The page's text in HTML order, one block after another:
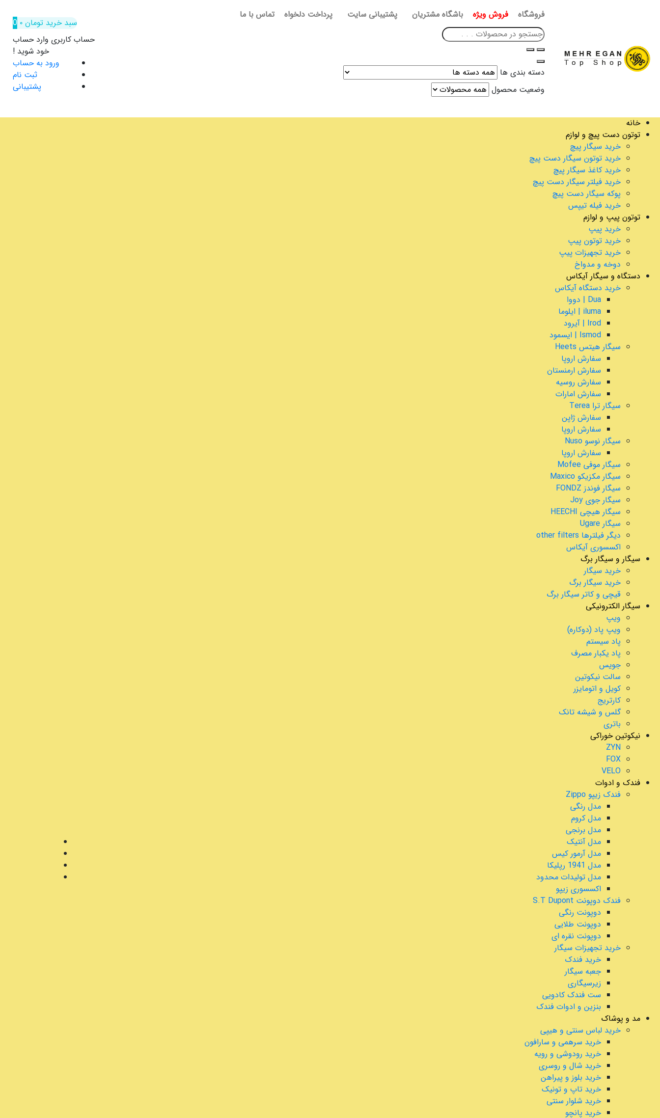
فروشگاه فروش ویژه باشگاه مشتریان پشتیبانی سایت پرداخت دلخواه تماس با ما
دسته بندی ها
وضعیت محصول
سبد خرید تومان۰
0
حساب کاربری وارد حساب
خود شوید !
ورود به حساب
ثبت نام
پشتیبانی
خانه
توتون دست پیچ و لوازم
خرید سیگار پیچ
خرید توتون سیگار دست پیچ
خرید کاغذ سیگار پیچ
خرید فیلتر سیگار دست پیچ
پوکه سیگار دست پیچ
خرید فیله تیپس
توتون پیپ و لوازم
خرید پیپ
خرید توتون پیپ
خرید تجهیزات پیپ
دوخه و مدواخ
دستگاه و سیگار آیکاس
خرید دستگاه آیکاس
Dua | دووا
iluma | ایلوما
Irod | آیرود
Ismod | ایسمود
سیگار هیتس Heets
سفارش اروپا
سفارش ارمنستان
سفارش روسیه
سفارش امارات
سیگار ترا Terea
سفارش ژاپن
سفارش اروپا
سیگار نوسو Nuso
سفارش اروپا
سیگار موفی Mofee
سیگار مکزیکو Maxico
سیگار فوندز FONDZ
سیگار جوی Joy
سیگار هیچی HEECHI
سیگار Ugare
دیگر فیلترها other filters
اکسسوری آیکاس
سیگار و سیگار برگ
خرید سیگار
خرید سیگار برگ
قیچی و کاتر سیگار برگ
سیگار الکترونیکی
ویپ
ویپ پاد (دوکاره)
پاد سیستم
پاد یکبار مصرف
جویس
سالت نیکوتین
کویل و اتومایزر
کارتریج
گلس و شیشه تانک
باتری
نیکوتین خوراکی
ZYN
FOX
VELO
فندک و ادوات
فندک زیپو Zippo
مدل رنگی
مدل کروم
مدل برنجی
مدل آنتیک
مدل آرمور کیس
مدل 1941 رپلیکا
مدل تولیدات محدود
اکسسوری زیپو
فندک دوپونت S.T Dupont
دوپونت رنگی
دوپونت طلایی
دوپونت نقره ای
خرید تجهیزات سیگار
خرید فندک
جعبه سیگار
زیرسیگاری
ست فندک کادویی
بنزین و ادوات فندک
مد و پوشاک
خرید لباس سنتی و هیپی
خرید سرهمی و سارافون
خرید رودوشی و رویه
خرید شال و روسری
خرید بلوز و پیراهن
خرید تاپ و تونیک
خرید شلوار سنتی
خرید پانچو